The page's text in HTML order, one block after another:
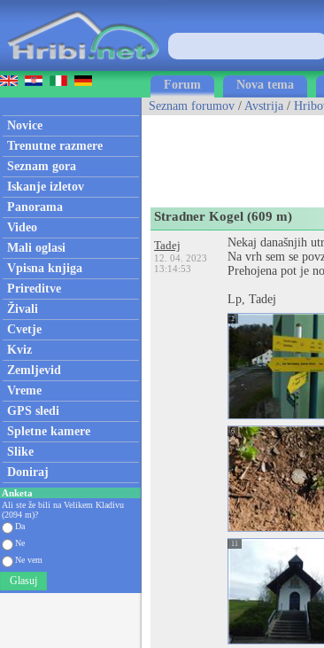
Forum Nova tema
Novice
Trenutne razmere
Seznam gora
Iskanje izletov
Panorama
Video
Mali oglasi
Vpisna knjiga
Prireditve
Živali
Cvetje
Kviz
Zemljevid
Vreme
GPS sledi
Spletne kamere
Slike
Doniraj
Anketa
Ali ste že bili na Velikem Kladivu
(2094 m)?
Da
Ne
Ne vem
Glasuj
Seznam forumov / Avstrija /
Stradner Kogel (609 m)
Tadej
12. 04. 2023
13:14:53
Nekaj današnjih
Na vrh sem se
Prehojena pot je
Lp, Tadej
1
6
11